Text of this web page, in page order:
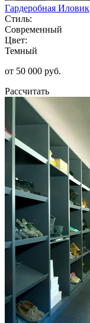
Гардеробная Иловик
Стиль:
Современный
Цвет:
Темный
от 50 000 руб.
Рассчитать